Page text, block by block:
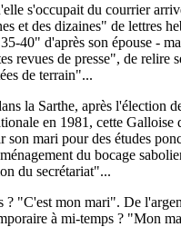
s'occupait du courrier
et des dizaines" de lettres
40" d'après son épouse -
revues de presse", de relire
de terrain"...
la Sarthe, après l'élection
en 1981, cette Galloise
son mari pour des études
du bocage
du secrétariat"...
? "C'est mon mari". De
à mi-temps ? "Mon